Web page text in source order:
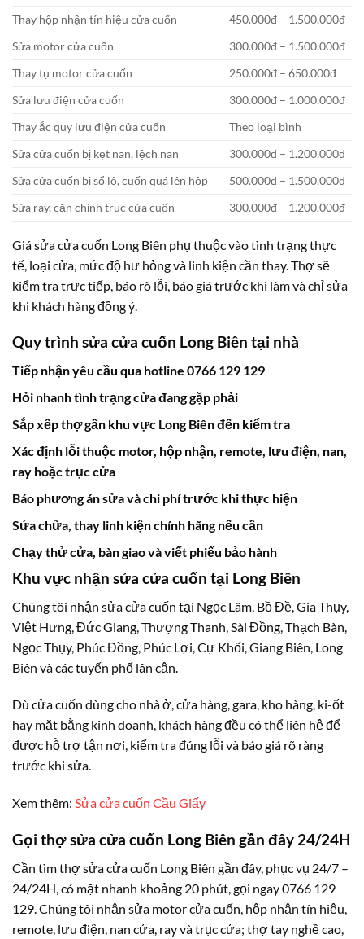
Thay hộp nhận tín hiệu cửa cuốn
450.000đ – 1.500.000đ
Sửa motor cửa cuốn
300.000đ – 1.500.000đ
Thay tụ motor cửa cuốn
250.000đ – 650.000đ
Sửa lưu điện cửa cuốn
300.000đ – 1.000.000đ
Thay ắc quy lưu điện cửa cuốn
Theo loại bình
Sửa cửa cuốn bị kẹt nan, lệch nan
300.000đ – 1.200.000đ
Sửa cửa cuốn bị sổ lô, cuốn quá lên hộp
500.000đ – 1.500.000đ
Sửa ray, căn chỉnh trục cửa cuốn
300.000đ – 1.200.000đ
Giá sửa cửa cuốn Long Biên phụ thuộc vào tình trạng thực
tế, loại cửa, mức độ hư hỏng và linh kiện cần thay. Thợ sẽ
kiểm tra trực tiếp, báo rõ lỗi, báo giá trước khi làm và chỉ sửa
khi khách hàng đồng ý.
Quy trình sửa cửa cuốn Long Biên tại nhà
Tiếp nhận yêu cầu qua hotline 0766 129 129
Hỏi nhanh tình trạng cửa đang gặp phải
Sắp xếp thợ gần khu vực Long Biên đến kiểm tra
Xác định lỗi thuộc motor, hộp nhận, remote, lưu điện, nan,
ray hoặc trục cửa
Báo phương án sửa và chi phí trước khi thực hiện
Sửa chữa, thay linh kiện chính hãng nếu cần
Chạy thử cửa, bàn giao và viết phiếu bảo hành
Khu vực nhận sửa cửa cuốn tại Long Biên
Chúng tôi nhận sửa cửa cuốn tại Ngọc Lâm, Bồ Đề, Gia Thụy,
Việt Hưng, Đức Giang, Thượng Thanh, Sài Đồng, Thạch Bàn,
Ngọc Thụy, Phúc Đồng, Phúc Lợi, Cự Khối, Giang Biên, Long
Biên và các tuyến phố lân cận.
Dù cửa cuốn dùng cho nhà ở, cửa hàng, gara, kho hàng, ki-ốt
hay mặt bằng kinh doanh, khách hàng đều có thể liên hệ để
được hỗ trợ tận nơi, kiểm tra đúng lỗi và báo giá rõ ràng
trước khi sửa.
Xem thêm: Sửa cửa cuốn Cầu Giấy
Gọi thợ sửa cửa cuốn Long Biên gần đây 24/24H
Cần tìm thợ sửa cửa cuốn Long Biên gần đây, phục vụ 24/7 –
24/24H, có mặt nhanh khoảng 20 phút, gọi ngay 0766 129
129. Chúng tôi nhận sửa motor cửa cuốn, hộp nhận tín hiệu,
remote, lưu điện, nan cửa, ray và trục cửa; thợ tay nghề cao,